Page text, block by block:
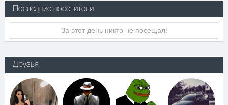
Последние посетители
За этот день никто не посещал!
Друзья